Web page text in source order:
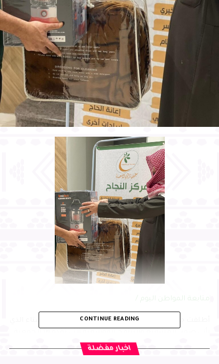
متابعة المواطن اليوم /
أطلقت جمعية البر بالأحساء مؤخرا مشروع كسوة الشتاء الذي
إغاثية تابعة لها، بمتابعة الأمين العام المهندس صالح بن
CONTINUE READING
اخبار مفضلة